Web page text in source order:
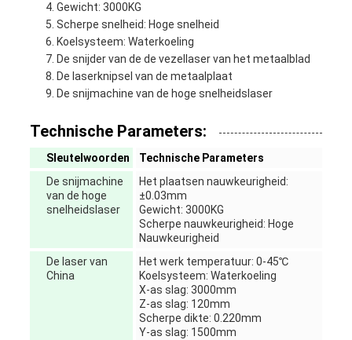
Gewicht: 3000KG
Scherpe snelheid: Hoge snelheid
Koelsysteem: Waterkoeling
De snijder van de de vezellaser van het metaalblad
De laserknipsel van de metaalplaat
De snijmachine van de hoge snelheidslaser
Technische Parameters:
Sleutelwoorden
Technische Parameters
De snijmachine
van de hoge
snelheidslaser
Het plaatsen nauwkeurigheid:
±0.03mm
Gewicht: 3000KG
Scherpe nauwkeurigheid: Hoge
Nauwkeurigheid
De laser van
China
Het werk temperatuur: 0-45℃
Koelsysteem: Waterkoeling
X-as slag: 3000mm
Z-as slag: 120mm
Scherpe dikte: 0.220mm
Y-as slag: 1500mm